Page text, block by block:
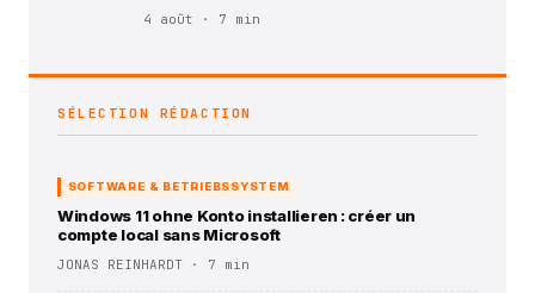
4 août · 7 min
SÉLECTION RÉDACTION
SOFTWARE & BETRIEBSSYSTEM
Windows 11 ohne Konto installieren : créer un
compte local sans Microsoft
JONAS REINHARDT · 7 min